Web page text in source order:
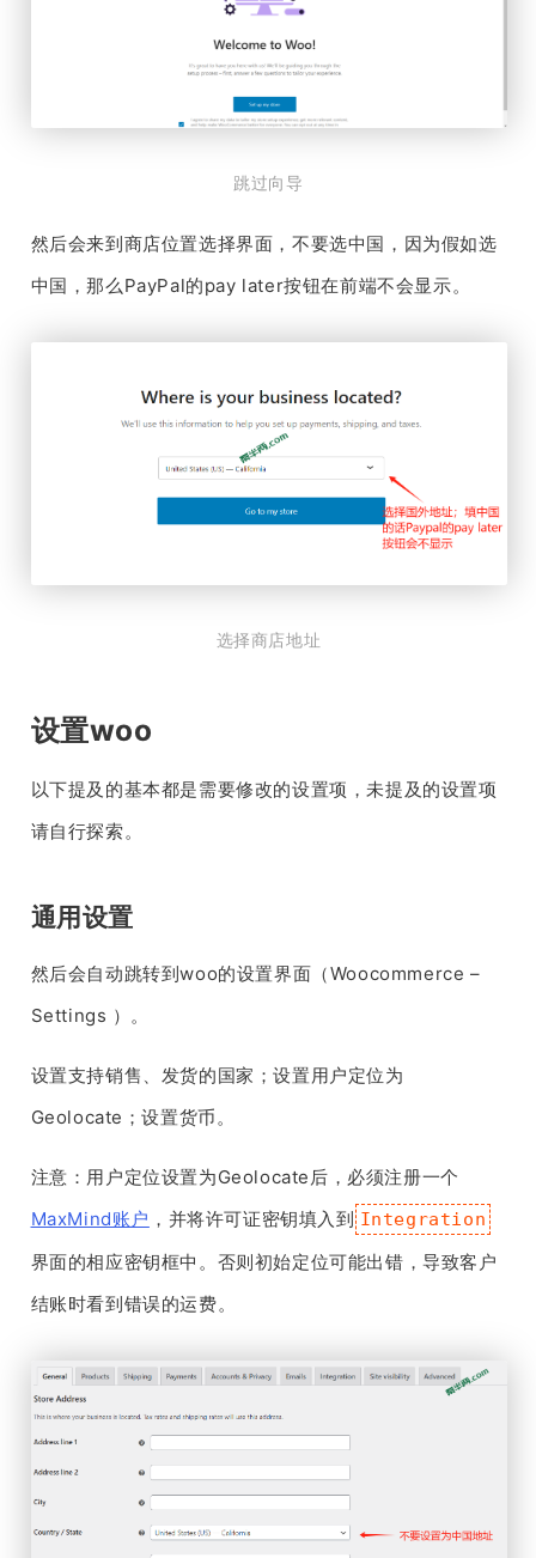
跳过向导
然后会来到商店位置选择界面，不要选中国，因为假如选
中国，那么PayPal的pay later按钮在前端不会显示。
选择商店地址
设置woo
以下提及的基本都是需要修改的设置项，未提及的设置项
请自行探索。
通用设置
然后会自动跳转到woo的设置界面（Woocommerce –
Settings ）。
设置支持销售、发货的国家；设置用户定位为
Geolocate；设置货币。
注意：用户定位设置为Geolocate后，必须注册一个
MaxMind账户 ，并将许可证密钥填入到 Integration
界面的相应密钥框中。否则初始定位可能出错，导致客户
结账时看到错误的运费。